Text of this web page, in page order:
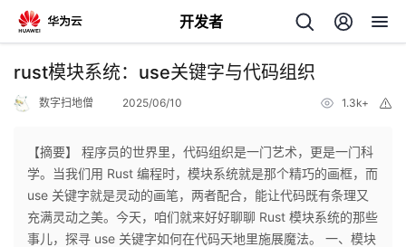
开发者
返
个
rust模块系统：use关键字与代码组织
数字扫地僧 2025/06/10 1.3k+
【摘要】 程序员的世界里，代码组织是一门艺术，更是一门科
学。当我们用 Rust 编程时，模块系统就是那个精巧的画框，而
use 关键字就是灵动的画笔，两者配合，能让代码既有条理又
充满灵动之美。今天，咱们就来好好聊聊 Rust 模块系统的那些
事儿，探寻 use 关键字如何在代码天地里施展魔法。 一、模块